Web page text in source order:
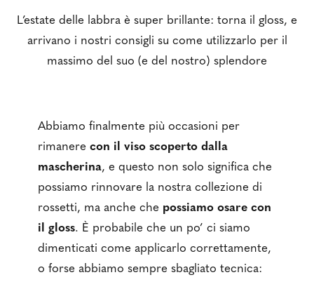
L’estate delle labbra è super brillante: torna il gloss, e
arrivano i nostri consigli su come utilizzarlo per il
massimo del suo (e del nostro) splendore
Abbiamo finalmente più occasioni per
rimanerecon il viso scoperto dalla
mascherina, e questo non solo significa che
possiamo rinnovare la nostra collezione di
rossetti, ma anche che possiamo osare con
il gloss. È probabile che un po’ ci siamo
dimenticati come applicarlo correttamente,
o forse abbiamo sempre sbagliato tecnica: